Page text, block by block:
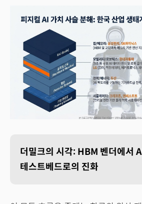
더밀크의 시각: HBM 벤더에서
테스트베드로의 진화